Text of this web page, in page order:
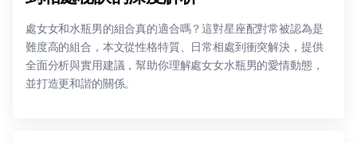
處女女和水瓶男的組合真的適合嗎？這對星座配對常被認為是
難度高的組合，本文從性格特質、日常相處到衝突解決，提供
全面分析與實用建議，幫助你理解處女女水瓶男的愛情動態，
並打造更和諧的關係。